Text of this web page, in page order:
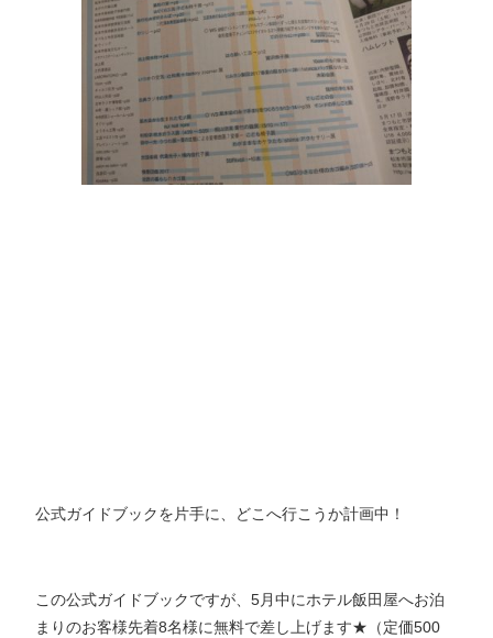
公式ガイドブックを片手に、どこへ行こうか計画中！
この公式ガイドブックですが、5月中にホテル飯田屋へお泊
まりのお客様先着8名様に無料で差し上げます★（定価500